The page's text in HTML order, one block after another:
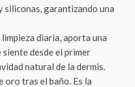
siliconas, garantizando una
diaria, aporta una
desde el primer
natural de la dermis.
oro tras el baño. Es la